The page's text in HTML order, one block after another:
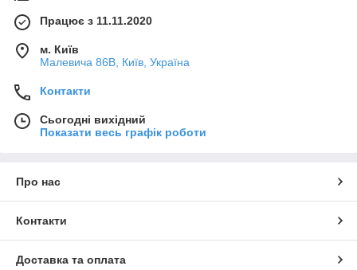
Працює з 11.11.2020
м. Київ
Малевича 86В, Київ, Україна
Контакти
Сьогодні вихідний
Показати весь графік роботи
Про нас
Контакти
Доставка та оплата